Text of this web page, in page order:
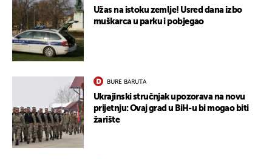
Užas na istoku zemlje! Usred dana izbo
muškarca u parku i pobjegao
BURE BARUTA
Ukrajinski stručnjak upozorava na novu
prijetnju: Ovaj grad u BiH-u bi mogao biti
žarište